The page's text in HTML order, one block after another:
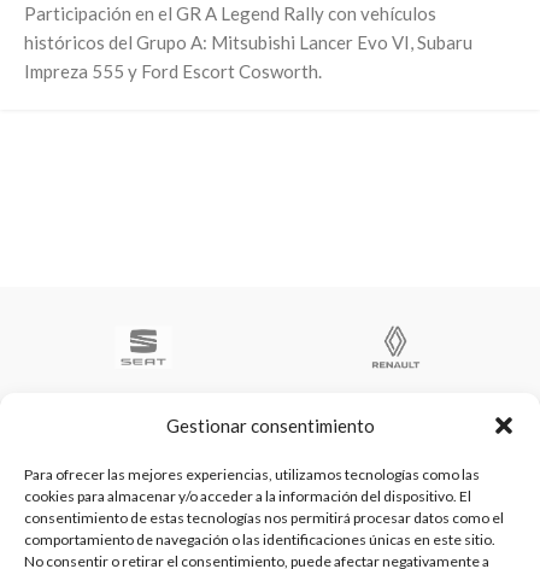
Gestionar consentimiento
Para ofrecer las mejores experiencias, utilizamos tecnologías como las
cookies para almacenar y/o acceder a la información del dispositivo. El
consentimiento de estas tecnologías nos permitirá procesar datos como el
comportamiento de navegación o las identificaciones únicas en este sitio.
No consentir o retirar el consentimiento, puede afectar negativamente a
Participación en el GR A Legend Rally con vehículos
históricos del Grupo A: Mitsubishi Lancer Evo VI, Subaru
Impreza 555 y Ford Escort Cosworth.
Te ayudamos a ser el numero 1
C/ Arquimedes 61 nave 2. Fuenlabrada
WhatsApp +34 670604426